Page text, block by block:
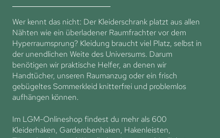
Wer kennt das nicht: Der Kleiderschrank platzt aus allen
Nähten wie ein überladener Raumfrachter vor dem
Hyperraumsprung? Kleidung braucht viel Platz, selbst in
der unendlichen Weite des Universums. Darum
benötigen wir praktische Helfer, an denen wir
Handtücher, unseren Raumanzug oder ein frisch
gebügeltes Sommerkleid knitterfrei und problemlos
aufhängen können.
Im LGM-Onlineshop findest du mehr als 600
Kleiderhaken, Garderobenhaken, Hakenleisten,